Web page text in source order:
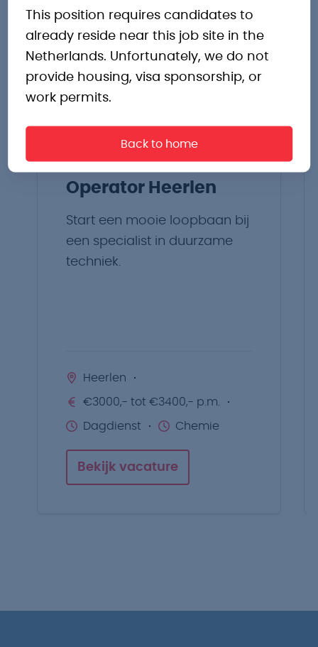
This position requires candidates to
already reside near this job site in the
Netherlands. Unfortunately, we do not
provide housing, visa sponsorship, or
work permits.
Back to home
interessante
vacatures
Operator Heerlen
Start een mooie loopbaan bij
een specialist in duurzame
techniek.
Heerlen
€3000,- tot €3400,- p.m.
Dagdienst Chemie
Bekijk vacature